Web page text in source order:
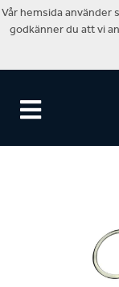
Vår hemsida använder
godkänner du att vi